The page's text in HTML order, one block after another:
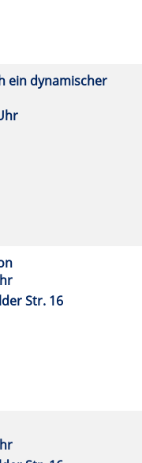
ein dynamischer
Str. 16